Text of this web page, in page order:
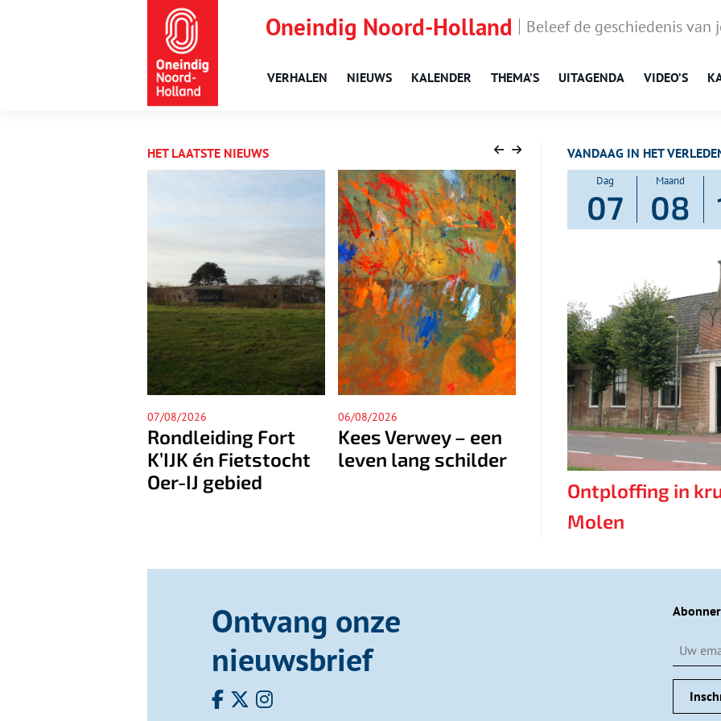
Oneindig Noord-Holland Beleef de geschiedenis van
VERHALEN NIEUWS KALENDER THEMA’S UITAGENDA VIDEO’S
HET LAATSTE NIEUWS
06/08/2026
Kees Verwey – een
leven lang schilder
05/08/2026
De Wateratlas van
Noord-Holland
04/08/2026
Sfeervolle muziek
op een historische
plek
VANDAAG IN HET
Dag
07
Maand
08
Ontploffing in
Molen
Ontvang onze
nieuwsbrief